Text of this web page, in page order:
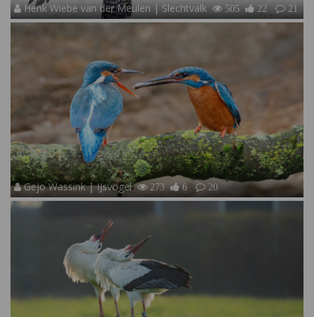
Henk Wiebe van der Meulen | Slechtvalk 505 22 21
Gejo Wassink | IJsvogel 273 6 20